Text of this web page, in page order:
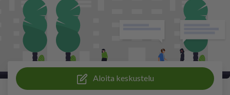
Aloita keskustelu